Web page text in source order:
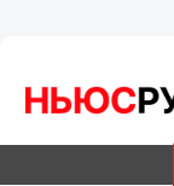
12.04.202317:20